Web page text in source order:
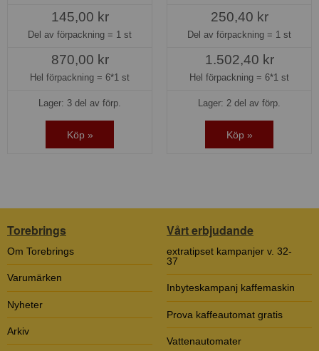
145,00 kr
Del av förpackning = 1 st
870,00 kr
Hel förpackning = 6*1 st
Lager: 3 del av förp.
Köp »
250,40 kr
Del av förpackning = 1 st
1.502,40 kr
Hel förpackning = 6*1 st
Lager: 2 del av förp.
Köp »
Torebrings
Om Torebrings
Varumärken
Nyheter
Arkiv
Vårt erbjudande
extratipset kampanjer v. 32-
37
Inbyteskampanj kaffemaskin
Prova kaffeautomat gratis
Vattenautomater